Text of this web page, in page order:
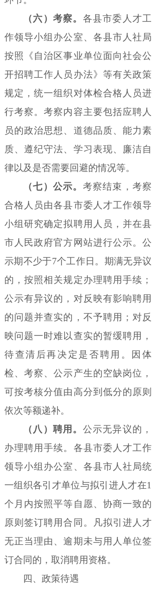
（六）考察。 各县市委人才工
作领导小组办公室、各县市人社局
按照《自治区事业单位面向社会公
开招聘工作人员办法》等有关政策
规定，统一组织对体检合格人员进
行考察。考察内容主要包括应聘人
员的政治思想、道德品质、能力素
质、遵纪守法、学习表现、廉洁自
律以及是否需要回避的情况等。
（七）公示。 考察结束，考察
合格人员由各县市委人才工作领导
小组研究确定拟聘用人员，并在县
市人民政府官方网站进行公示。公
示期不少于7个工作日。期满无异议
的，按照相关规定办理聘用手续；
公示有异议的，对反映有影响聘用
的问题并查实的，不予聘用；对反
映问题一时难以查实的暂缓聘用，
待查清后再决定是否聘用。因体
检、考察、公示产生的空缺岗位，
可按考核分值由高分到低分的原则
依次等额递补。
（八）聘用。 公示无异议的，
办理聘用手续。各县市委人才工作
领导小组办公室、各县市人社局统
一组织各引才单位与拟引进人才在1
个月内按照平等自愿、协商一致的
原则签订聘用合同。凡拟引进人才
无正当理由、逾期未与用人单位签
订合同的，取消聘用资格。
四、政策待遇